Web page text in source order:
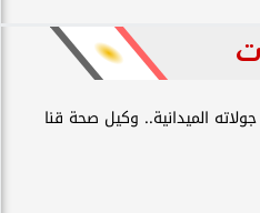
الميدانية.. وكيل صحة قنا